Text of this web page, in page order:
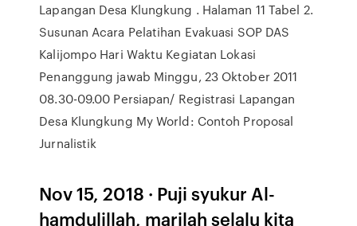
Lapangan Desa Klungkung . Halaman 11 Tabel 2.
Susunan Acara Pelatihan Evakuasi SOP DAS
Kalijompo Hari Waktu Kegiatan Lokasi
Penanggung jawab Minggu, 23 Oktober 2011
08.30-09.00 Persiapan/ Registrasi Lapangan
Desa Klungkung My World: Contoh Proposal
Jurnalistik
Nov 15, 2018 · Puji syukur Al-
hamdulillah, marilah selalu kita